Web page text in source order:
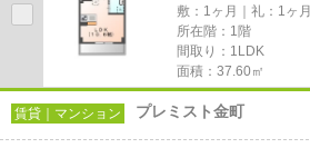
敷：1ヶ月｜礼：1ヶ月
所在階：1階
間取り：1LDK
面積：37.60㎡
賃貸｜マンション プレミスト金町